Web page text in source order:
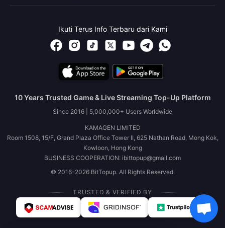
Ikuti Terus Info Terbaru dari Kami
10 Years Trusted Game & Live Streaming Top-Up Platform
Since 2016 | 5,000,000+ Users Worldwide
KAMAGEN LIMITED
Room 1508, 15/F, Grand Plaza Office Tower II, 625 Nathan Road, Mong Kok,
Kowloon, Hong Kong
BUSINESS COOPERATION: ibittopup@gmail.com
© 2016-2026 BitTopup. All Rights Reserved.
TRUSTED & VERIFIED BY